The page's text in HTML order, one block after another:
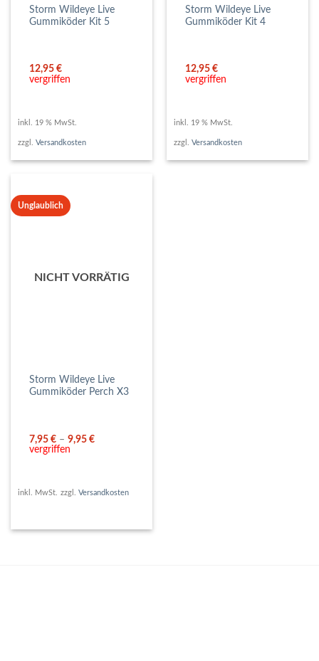
Storm Wildeye Live
Gummiköder Kit 5
12,95€
vergriffen
inkl. 19 % MwSt.
zzgl. Versandkosten
Storm Wildeye Live
Gummiköder Kit 4
12,95€
vergriffen
inkl. 19 % MwSt.
zzgl. Versandkosten
Unglaublich
NICHT VORRÄTIG
Storm Wildeye Live
Gummiköder Perch X3
7,95€ –9,95€
vergriffen
inkl. MwSt. zzgl. Versandkosten